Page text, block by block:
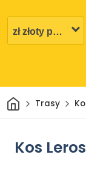
DomTrasy
Kos